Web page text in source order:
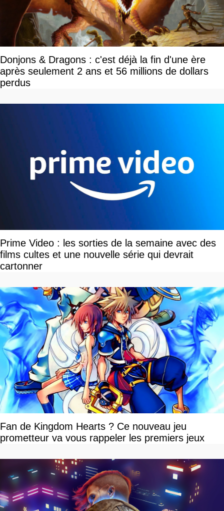
Donjons & Dragons : c'est déjà la fin d'une ère
après seulement 2 ans et 56 millions de dollars
perdus
Prime Video : les sorties de la semaine avec des
films cultes et une nouvelle série qui devrait
cartonner
Fan de Kingdom Hearts ? Ce nouveau jeu
prometteur va vous rappeler les premiers jeux